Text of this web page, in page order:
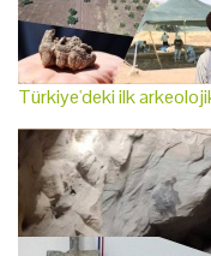
Türkiye'deki ilk